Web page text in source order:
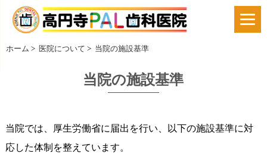
ホーム > 医院について > 当院の施設基準
当院の施設基準
当院では、厚生労働省に届出を行い、以下の施設基準に対
応した体制を整えています。